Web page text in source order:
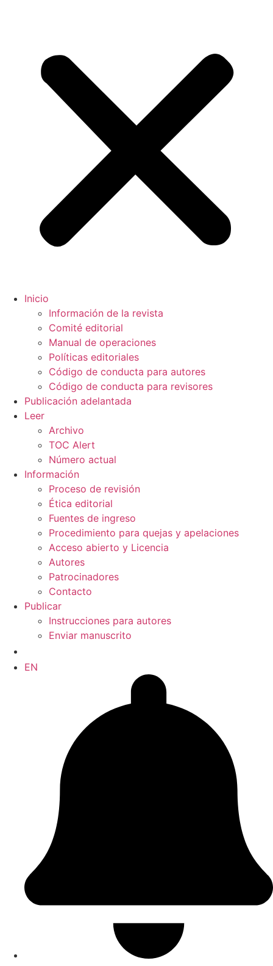
Inicio
Información de la revista
Comité editorial
Manual de operaciones
Políticas editoriales
Código de conducta para autores
Código de conducta para revisores
Publicación adelantada
Leer
Archivo
TOC Alert
Número actual
Información
Proceso de revisión
Ética editorial
Fuentes de ingreso
Procedimiento para quejas y apelaciones
Acceso abierto y Licencia
Autores
Patrocinadores
Contacto
Publicar
Instrucciones para autores
Enviar manuscrito
EN